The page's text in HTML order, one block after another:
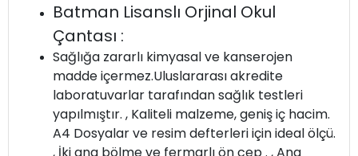
Batman Lisanslı Orjinal Okul
Çantası :
Sağlığa zararlı kimyasal ve kanserojen
madde içermez.Uluslararası akredite
laboratuvarlar tarafından sağlık testleri
yapılmıştır. , Kaliteli malzeme, geniş iç hacim.
A4 Dosyalar ve resim defterleri için ideal ölçü.